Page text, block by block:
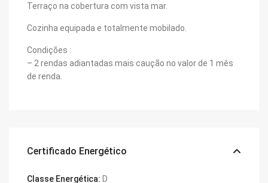
Terraço na cobertura com vista mar.
Cozinha equipada e totalmente mobilado.
Condições :
– 2 rendas adiantadas mais caução no valor de 1 mês
de renda.
Certificado Energético
Classe Energética: D